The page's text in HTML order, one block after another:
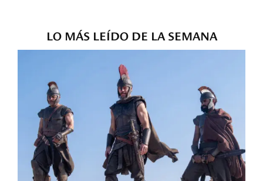
LO MÁS LEÍDO DE LA SEMANA